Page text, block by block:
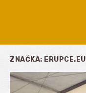
ZNAČKA: ERUPCE.EU